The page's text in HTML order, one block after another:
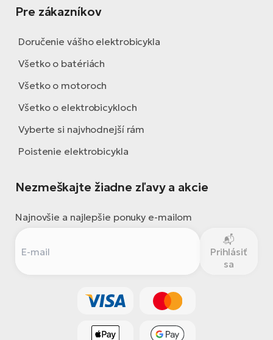
Pre zákazníkov
Doručenie vášho elektrobicykla
Všetko o batériách
Všetko o motoroch
Všetko o elektrobicykloch
Vyberte si najvhodnejší rám
Poistenie elektrobicykla
Nezmeškajte žiadne zľavy a akcie
Najnovšie a najlepšie ponuky e-mailom
Prihlásiť
sa